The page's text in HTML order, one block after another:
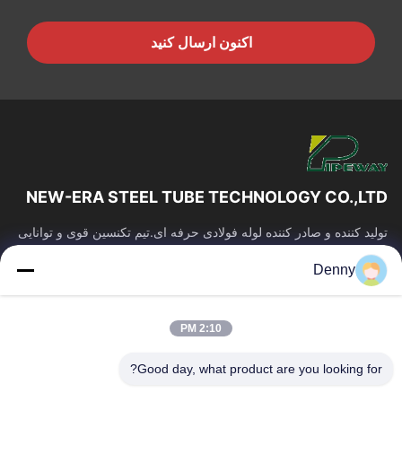
اکنون ارسال کنید
NEW-ERA STEEL TUBE TECHNOLOGY CO.,LTD
تولید کننده و صادر کننده لوله فولادی حرفه ای.تیم تکنسین قوی و توانایی
ساخت.کیفیت لوله پایدار و قیمت رقابتی.
پیوندهای سریع
درباره ما
تور کارخانه
کنترل کیفیت
Denny
2:10 PM
Good day, what product are you looking for?